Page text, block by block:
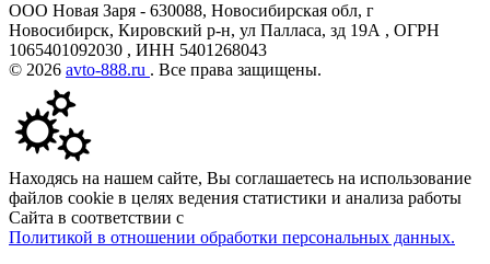
ООО Новая Заря - 630088, Новосибирская обл, г
Новосибирск, Кировский р-н, ул Палласа, зд 19А , ОГРН
1065401092030 , ИНН 5401268043
© 2026 avto-888.ru . Все права защищены.
Находясь на нашем сайте, Вы соглашаетесь на использование
файлов cookie в целях ведения статистики и анализа работы
Сайта в соответствии с
Политикой в отношении обработки персональных данных.